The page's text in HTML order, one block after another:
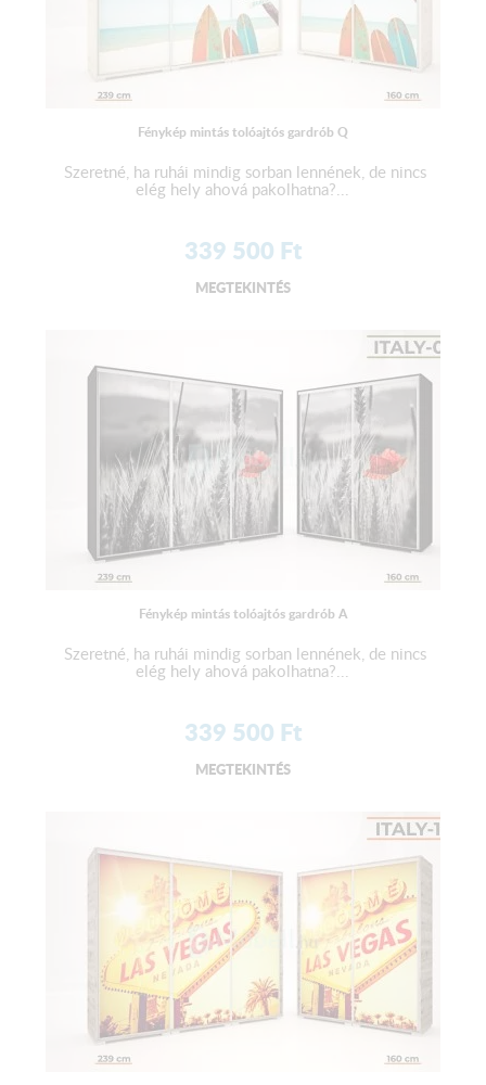
Fénykép mintás tolóajtós gardrób Q
Szeretné, ha ruhái mindig sorban lennének, de nincs
elég hely ahová pakolhatna?...
339 500 Ft
MEGTEKINTÉS
Fénykép mintás tolóajtós gardrób A
Szeretné, ha ruhái mindig sorban lennének, de nincs
elég hely ahová pakolhatna?...
339 500 Ft
MEGTEKINTÉS